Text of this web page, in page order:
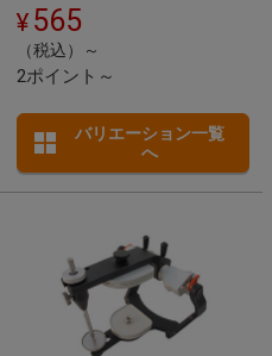
565
（税込）～
2ポイント～
バリエーション一覧
へ